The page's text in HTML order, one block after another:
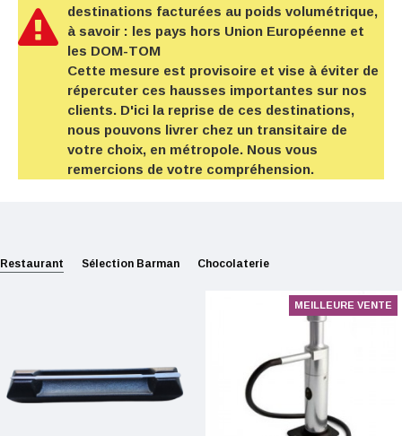
destinations facturées au poids volumétrique,
à savoir : les pays hors Union Européenne et
les DOM-TOM
Cette mesure est provisoire et vise à éviter de
répercuter ces hausses importantes sur nos
clients. D'ici la reprise de ces destinations,
nous pouvons livrer chez un transitaire de
votre choix, en métropole. Nous vous
remercions de votre compréhension.
Restaurant Sélection Barman Chocolaterie
MEILLEURE VENTE